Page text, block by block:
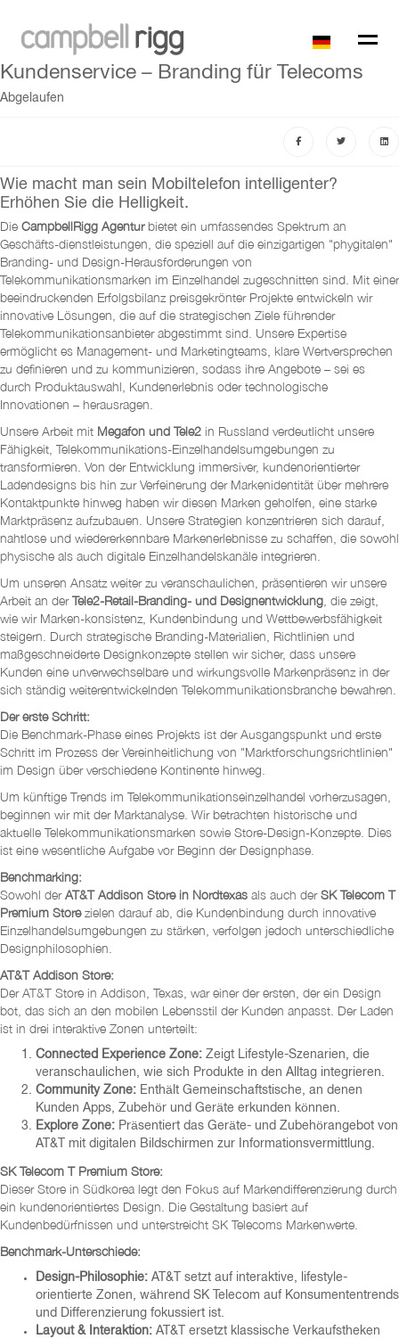
Kundenservice – Branding für Telecoms
Abgelaufen
Wie macht man sein Mobiltelefon intelligenter?
Erhöhen Sie die Helligkeit.
Die CampbellRigg Agenturbietet ein umfassendes Spektrum an
Geschäfts-dienstleistungen, die speziell auf die einzigartigen "phygitalen"
Branding- und Design-Herausforderungen von
Telekommunikationsmarken im Einzelhandel zugeschnitten sind. Mit einer
beeindruckenden Erfolgsbilanz preisgekrönter Projekte entwickeln wir
innovative Lösungen, die auf die strategischen Ziele führender
Telekommunikationsanbieter abgestimmt sind. Unsere Expertise
ermöglicht es Management- und Marketingteams, klare Wertversprechen
zu definieren und zu kommunizieren, sodass ihre Angebote – sei es
durch Produktauswahl, Kundenerlebnis oder technologische
Innovationen – herausragen.
Unsere Arbeit mit Megafon und Tele2 in Russland verdeutlicht unsere
Fähigkeit, Telekommunikations-Einzelhandelsumgebungen zu
transformieren. Von der Entwicklung immersiver, kundenorientierter
Ladendesigns bis hin zur Verfeinerung der Markenidentität über mehrere
Kontaktpunkte hinweg haben wir diesen Marken geholfen, eine starke
Marktpräsenz aufzubauen. Unsere Strategien konzentrieren sich darauf,
nahtlose und wiedererkennbare Markenerlebnisse zu schaffen, die sowohl
physische als auch digitale Einzelhandelskanäle integrieren.
Um unseren Ansatz weiter zu veranschaulichen, präsentieren wir unsere
Arbeit an derTele2-Retail-Branding- und Designentwicklung , die zeigt,
wie wir Marken-konsistenz, Kundenbindung und Wettbewerbsfähigkeit
steigern. Durch strategische Branding-Materialien, Richtlinien und
maßgeschneiderte Designkonzepte stellen wir sicher, dass unsere
Kunden eine unverwechselbare und wirkungsvolle Markenpräsenz in der
sich ständig weiterentwickelnden Telekommunikationsbranche bewahren.
Der erste Schritt:
Die Benchmark-Phase eines Projekts ist der Ausgangspunkt und erste
Schritt im Prozess der Vereinheitlichung von "Marktforschungsrichtlinien"
im Design über verschiedene Kontinente hinweg.
Um künftige Trends im Telekommunikationseinzelhandel vorherzusagen,
beginnen wir mit der Marktanalyse. Wir betrachten historische und
aktuelle Telekommunikationsmarken sowie Store-Design-Konzepte. Dies
ist eine wesentliche Aufgabe vor Beginn der Designphase.
Benchmarking:
Sowohl derAT&T Addison Store in Nordtexas als auch derSK Telecom T
Premium Storezielen darauf ab, die Kundenbindung durch innovative
Einzelhandelsumgebungen zu stärken, verfolgen jedoch unterschiedliche
Designphilosophien.
AT&T Addison Store:
Der AT&T Store in Addison, Texas, war einer der ersten, der ein Design
bot, das sich an den mobilen Lebensstil der Kunden anpasst. Der Laden
ist in drei interaktive Zonen unterteilt:
Connected Experience Zone: Zeigt Lifestyle-Szenarien, die
veranschaulichen, wie sich Produkte in den Alltag integrieren.
Community Zone: Enthält Gemeinschaftstische, an denen
Kunden Apps, Zubehör und Geräte erkunden können.
Explore Zone: Präsentiert das Geräte- und Zubehörangebot von
AT&T mit digitalen Bildschirmen zur Informationsvermittlung.
SK Telecom T Premium Store:
Dieser Store in Südkorea legt den Fokus auf Markendifferenzierung durch
ein kundenorientiertes Design. Die Gestaltung basiert auf
Kundenbedürfnissen und unterstreicht SK Telecoms Markenwerte.
Benchmark-Unterschiede:
Design-Philosophie: AT&T setzt auf interaktive, lifestyle-
orientierte Zonen, während SK Telecom auf Konsumententrends
und Differenzierung fokussiert ist.
Layout & Interaktion: AT&T ersetzt klassische Verkaufstheken